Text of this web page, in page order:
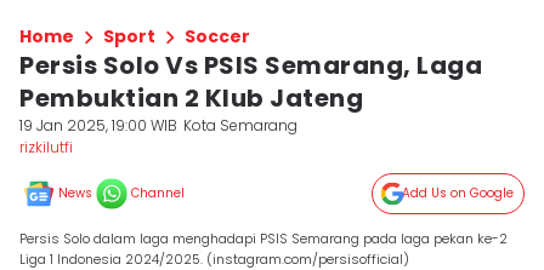
Home Sport Soccer
Persis Solo Vs PSIS Semarang, Laga
Pembuktian 2 Klub Jateng
19 Jan 2025, 19:00 WIB Kota Semarang
rizkilutfi
News Channel Add Us on Google
Persis Solo dalam laga menghadapi PSIS Semarang pada laga pekan ke-2
Liga 1 Indonesia 2024/2025. (instagram.com/persisofficial)